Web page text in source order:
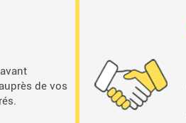
de vos